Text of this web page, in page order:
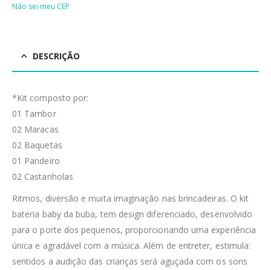
Não sei meu CEP
DESCRIÇÃO
*Kit composto por:
01 Tambor
02 Maracas
02 Baquetas
01 Pandeiro
02 Castanholas
Ritmos, diversão e muita imaginação nas brincadeiras. O kit
bateria baby da buba, tem design diferenciado, desenvolvido
para o porte dos pequenos, proporcionando uma experiência
única e agradável com a música. Além de entreter, estimula:
sentidos a audição das crianças será aguçada com os sons